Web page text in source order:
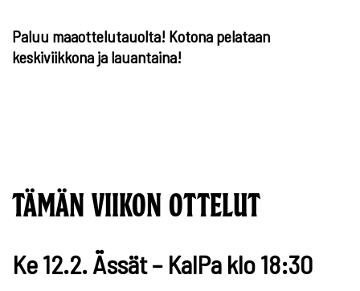
Paluu maaottelutauolta! Kotona pelataan
keskiviikkona ja lauantaina!
TÄMÄN VIIKON OTTELUT
Ke 12.2. Ässät – KalPa klo 18:30